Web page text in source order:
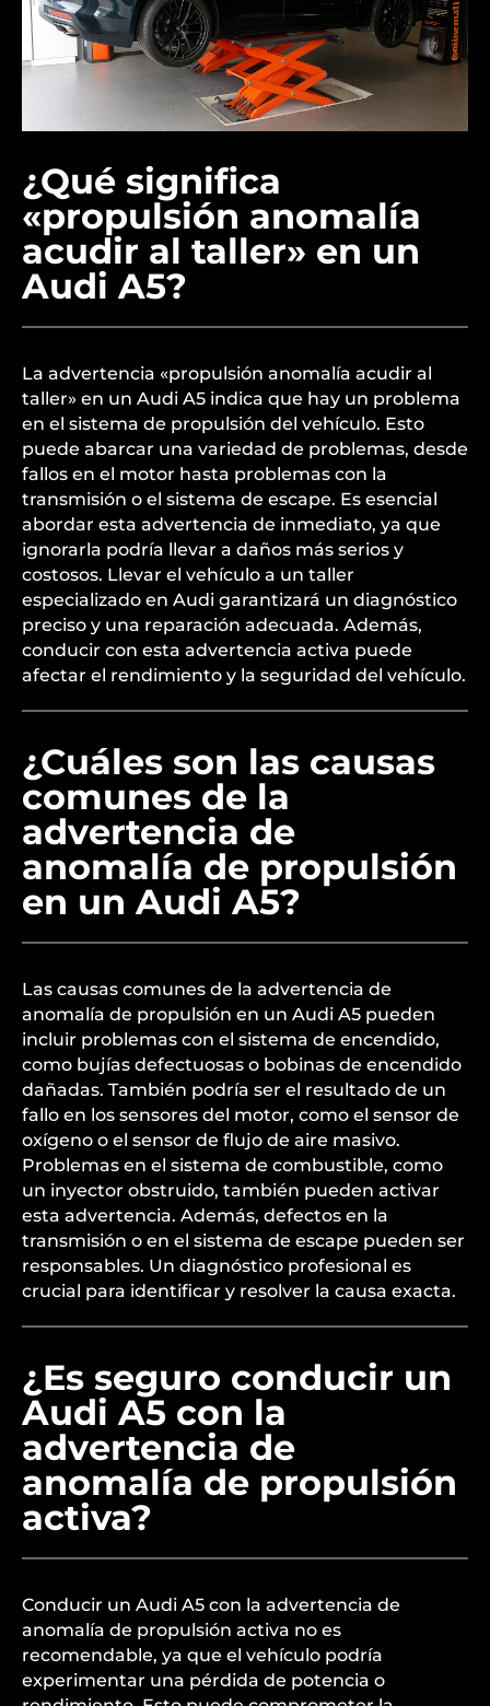
¿Qué significa
«propulsión anomalía
acudir al taller» en un
Audi A5?
La advertencia «propulsión anomalía acudir al
taller» en un Audi A5 indica que hay un problema
en el sistema de propulsión del vehículo. Esto
puede abarcar una variedad de problemas, desde
fallos en el motor hasta problemas con la
transmisión o el sistema de escape. Es esencial
abordar esta advertencia de inmediato, ya que
ignorarla podría llevar a daños más serios y
costosos. Llevar el vehículo a un taller
especializado en Audi garantizará un diagnóstico
preciso y una reparación adecuada. Además,
conducir con esta advertencia activa puede
afectar el rendimiento y la seguridad del vehículo.
¿Cuáles son las causas
comunes de la
advertencia de
anomalía de propulsión
en un Audi A5?
Las causas comunes de la advertencia de
anomalía de propulsión en un Audi A5 pueden
incluir problemas con el sistema de encendido,
como bujías defectuosas o bobinas de encendido
dañadas. También podría ser el resultado de un
fallo en los sensores del motor, como el sensor de
oxígeno o el sensor de flujo de aire masivo.
Problemas en el sistema de combustible, como
un inyector obstruido, también pueden activar
esta advertencia. Además, defectos en la
transmisión o en el sistema de escape pueden ser
responsables. Un diagnóstico profesional es
crucial para identificar y resolver la causa exacta.
¿Es seguro conducir un
Audi A5 con la
advertencia de
anomalía de propulsión
activa?
Conducir un Audi A5 con la advertencia de
anomalía de propulsión activa no es
recomendable, ya que el vehículo podría
experimentar una pérdida de potencia o